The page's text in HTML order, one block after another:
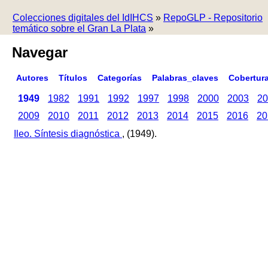
Colecciones digitales del IdIHCS » RepoGLP - Repositorio
temático sobre el Gran La Plata »
Navegar
Autores Títulos Categorías Palabras_claves
1949 1982 1991 1992 1997 1998 2000 2003
2009
2010 2011 2012 2013 2014 2015 2016
Ileo. Síntesis diagnóstica , (1949).